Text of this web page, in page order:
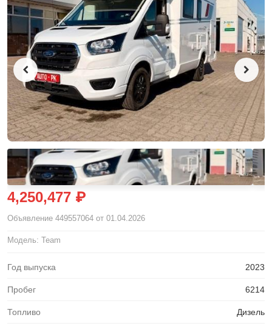
4,250,477 ₽
Объявление 449557064 от 01.04.2026
Модель: Team
Год выпуска 2023
Пробег 6214
Топливо Дизель